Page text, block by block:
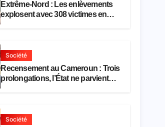
Extrême-Nord : Les enlèvements
explosent avec 308 victimes en
Société
Recensement au Cameroun : Trois
prolongations, l’État ne parvient
Société